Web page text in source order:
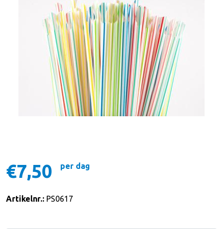
€7,50 per dag
Artikelnr.: PS0617